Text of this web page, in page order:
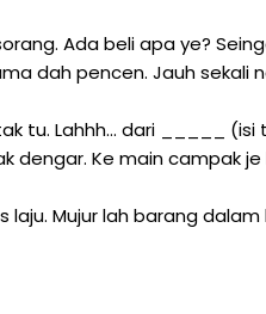
Ada beli apa ye?
dah pencen. Jauh sekali
tu. Lahhh... dari _____
dengar. Ke main campak
Mujur lah barang